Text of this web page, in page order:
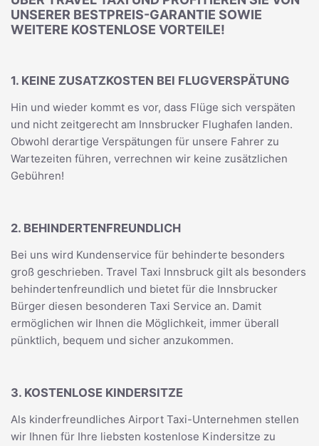
UNSERER BESTPREIS-GARANTIE SOWIE
WEITERE KOSTENLOSE VORTEILE!
1. KEINE ZUSATZKOSTEN BEI FLUGVERSPÄTUNG
Hin und wieder kommt es vor, dass Flüge sich verspäten
und nicht zeitgerecht am Innsbrucker Flughafen landen.
Obwohl derartige Verspätungen für unsere Fahrer zu
Wartezeiten führen, verrechnen wir keine zusätzlichen
Gebühren!
2. BEHINDERTENFREUNDLICH
Bei uns wird Kundenservice für behinderte besonders
groß geschrieben. Travel Taxi Innsbruck gilt als besonders
behindertenfreundlich und bietet für die Innsbrucker
Bürger diesen besonderen Taxi Service an. Damit
ermöglichen wir Ihnen die Möglichkeit, immer überall
pünktlich, bequem und sicher anzukommen.
3. KOSTENLOSE KINDERSITZE
Als kinderfreundliches Airport Taxi-Unternehmen stellen
wir Ihnen für Ihre liebsten kostenlose Kindersitze zu